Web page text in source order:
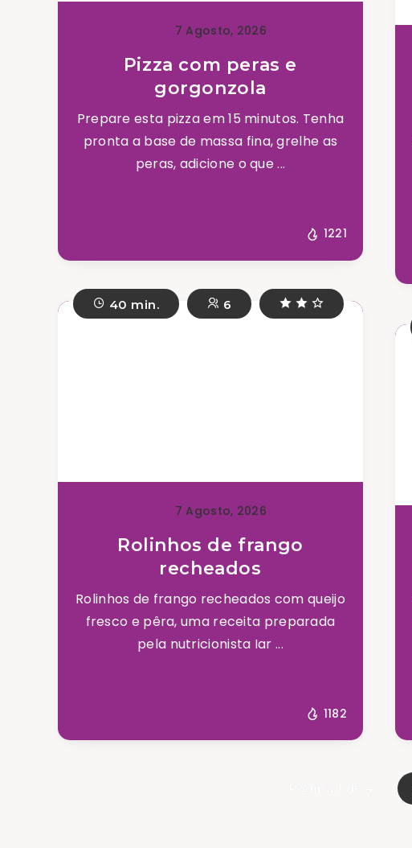
7 Agosto, 2026
Pizza com peras e
gorgonzola
Prepare esta pizza em 15 minutos. Tenha
pronta a base de massa fina, grelhe as
peras, adicione o que ...
1221
40 min. 6
7 Agosto, 2026
Rolinhos de frango
recheados
Rolinhos de frango recheados com queijo
fresco e pêra, uma receita preparada
pela nutricionista Iar ...
1182